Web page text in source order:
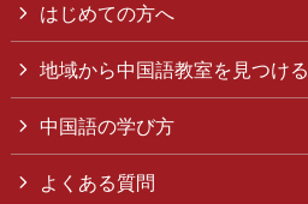
はじめての方へ
地域から中国語教室を見つける
中国語の学び方
よくある質問